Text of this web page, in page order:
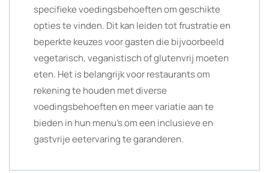
specifieke voedingsbehoeften om geschikte
opties te vinden. Dit kan leiden tot frustratie en
beperkte keuzes voor gasten die bijvoorbeeld
vegetarisch, veganistisch of glutenvrij moeten
eten. Het is belangrijk voor restaurants om
rekening te houden met diverse
voedingsbehoeften en meer variatie aan te
bieden in hun menu’s om een inclusieve en
gastvrije eetervaring te garanderen.